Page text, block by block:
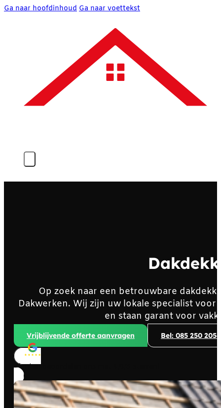
Ga naar hoofdinhoud Ga naar voettekst
Op zoek naar een betrouwbare
Dakwerken. Wij zijn uw lokale specialist
en staan garant voor
Vrijblijvende offerte aanvragen Bel: 085 250 2056
Klanten beoordelen ons met